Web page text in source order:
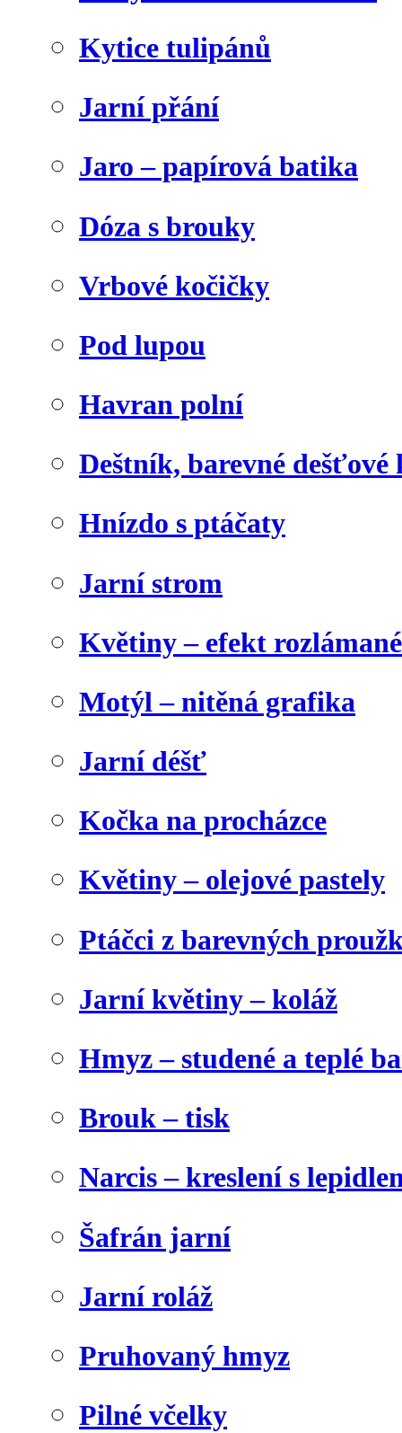
Kytice tulipánů
Jarní přání
Jaro – papírová batika
Dóza s brouky
Vrbové kočičky
Pod lupou
Havran polní
Deštník, barevné dešťové
Hnízdo s ptáčaty
Jarní strom
Květiny – efekt
Motýl – nitěná grafika
Jarní déšť
Kočka na procházce
Květiny – olejové pastely
Ptáčci z barevných
Jarní květiny – koláž
Hmyz – studené a teplé
Brouk – tisk
Narcis – kreslení s
Šafrán jarní
Jarní roláž
Pruhovaný hmyz
Pilné včelky